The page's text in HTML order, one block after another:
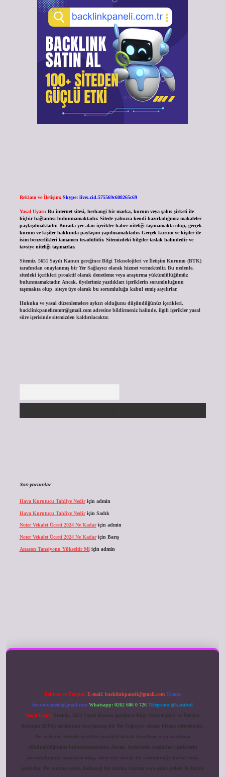
Reklam ve İletişim: Skype: live:.cid.575569c608265c69
Yasal Uyarı: Bu internet sitesi, herhangi bir marka, kurum veya şahıs şirketi ile
hiçbir bağlantısı bulunmamaktadır. Sitede yalnızca kendi hazırladığımız makaleler
paylaşılmaktadır. Burada yer alan içerikler haber niteliği taşımamakta olup, gerçek
kurum ve kişiler hakkında paylaşım yapılmamaktadır. Gerçek kurum ve kişiler ile
isim benzerlikleri tamamen tesadüfidir. Sitemizdeki bilgiler taslak halindedir ve
tavsiye niteliği taşımazlar.
Sitemiz, 5651 Sayılı Kanun gereğince Bilgi Teknolojileri ve İletişim Kurumu (BTK)
tarafından onaylanmış bir Yer Sağlayıcı olarak hizmet vermektedir. Bu nedenle,
sitedeki içerikleri proaktif olarak denetleme veya araştırma yükümlülüğümüz
bulunmamaktadır. Ancak, üyelerimiz yazdıkları içeriklerin sorumluluğunu
taşımakta olup, siteye üye olarak bu sorumluluğu kabul etmiş sayılırlar.
Hukuka ve yasal düzenlemelere aykırı olduğunu düşündüğünüz içerikleri,
backlinkpanelicomtr@gmail.comadresine bildirmeniz halinde, ilgili içerikler yasal
süre içerisinde sitemizden kaldırılacaktır.
Son yorumlar
Hava Kurutucu Tahliye Nediriçin admin
Hava Kurutucu Tahliye Nediriçin Sadık
Noter Vekalet Ücreti 2024 Ne Kadariçin admin
Noter Vekalet Ücreti 2024 Ne Kadariçin Barış
Anason Tansiyonu Yükseltir Mi için admin
Reklam ve İletişim: E-mail: backlinkpaneli@gmail.com Teams:
forumhizmeti@gmail.com Whatsapp: 0262 606 0 726 Telegram: @karabul
Yasal Uyarı: Sitemiz, 5651 Sayılı Kanun gereğince Bilgi Teknolojileri ve İletişim
Kurumu (BTK) tarafından onaylanmış bir Yer Sağlayıcı olarak hizmet vermektedir.
Bu nedenle, sitedeki içerikleri proaktif olarak denetleme veya araştırma
yükümlülüğümüz bulunmamaktadır. Ancak, üyelerimiz yazdıkları içeriklerin
sorumluluğunu taşımakta olup, siteye üye olarak bu sorumluluğu kabul etmiş
sayılırlar. Bu internet sitesi, herhangi bir marka, kurum veya şahıs şirketi ile hiçbir